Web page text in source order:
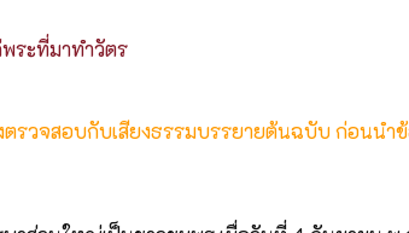
ระที่มาทำวัตร
วจสอบกับเสียงธรรมบรรยายต้นฉบับ ก่อนนำ